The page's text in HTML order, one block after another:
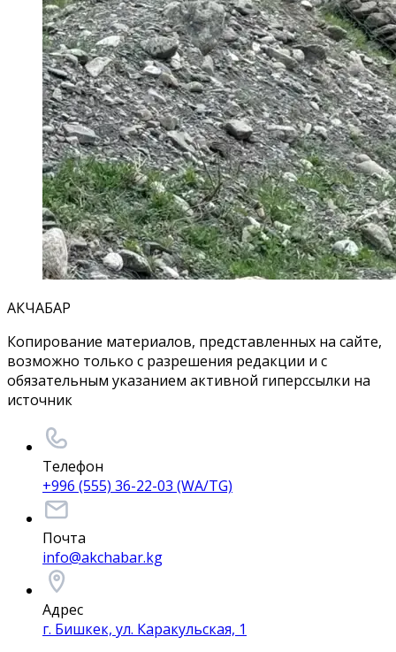
АКЧАБАР
Копирование материалов, представленных на сайте,
возможно только с разрешения редакции и с
обязательным указанием активной гиперссылки на
источник
Телефон
+996 (555) 36-22-03 (WA/TG)
Почта
info@akchabar.kg
Адрес
г. Бишкек, ул. Каракульская, 1